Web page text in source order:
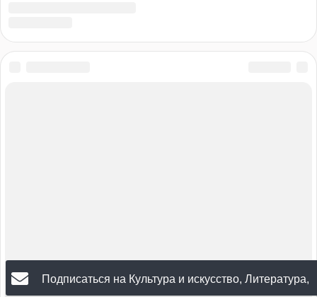
Подписаться на Культура и искусство, Литература,